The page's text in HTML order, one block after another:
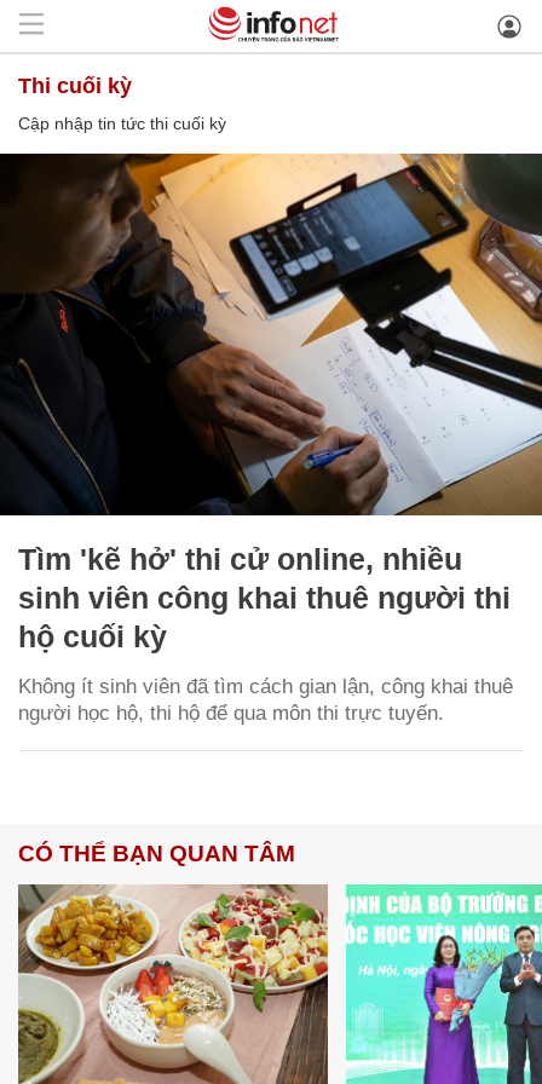
thi cuối kỳ
Cập nhập tin tức thi cuối kỳ
Tìm 'kẽ hở' thi cử online, nhiều
sinh viên công khai thuê người thi
hộ cuối kỳ
Không ít sinh viên đã tìm cách gian lận, công khai thuê
người học hộ, thi hộ để qua môn thi trực tuyến.
CÓ THỂ BẠN QUAN TÂM